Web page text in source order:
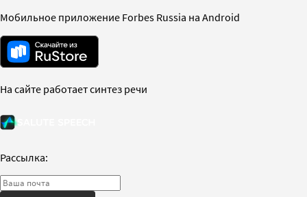
Мобильное приложение Forbes Russia на Android
На сайте работает синтез речи
Рассылка: